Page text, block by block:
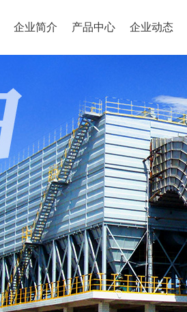
企业简介 产品中心 企业动态